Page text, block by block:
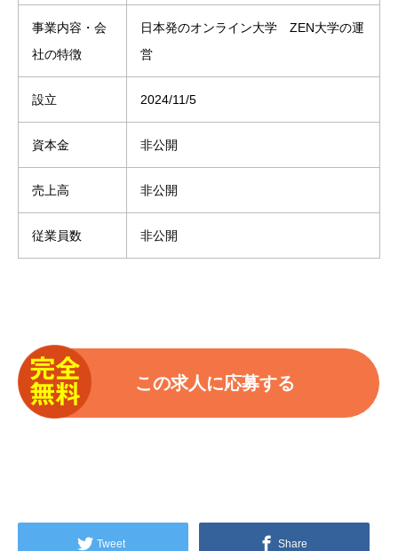
事業内容・会
社の特徴
日本発のオンライン大学 ZEN大学の運
営
設立 2024/11/5
資本金 非公開
売上高 非公開
従業員数 非公開
Tweet Share